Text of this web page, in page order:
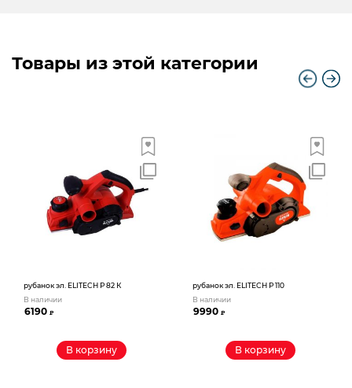
Товары из этой категории
рубанок эл. ELITECH Р 82 К
В наличии
6190₽
В корзину
рубанок эл. ELITECH Р 110
В наличии
9990₽
В корзину